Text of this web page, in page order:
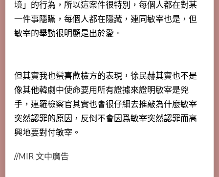
境」的行為 ，所以這案件很特別， 每個人都在對某
一件事隱瞞，每個人都在隱藏，連同敏宰也是，但
敏宰的舉動很明顯是出於愛 。
但其實我也蠻喜歡檢方的表現，徐民赫其實也不是
像其他韓劇中使命要用所有證據來證明敏宰是兇
手，連羅檢察官其實也會很仔細去推敲為什麼敏宰
突然認罪的原因，反倒不會因爲敏宰突然認罪而高
興地要對付敏宰。
//MIR 文中廣告